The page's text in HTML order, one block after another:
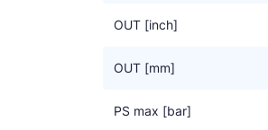
OUT [inch]
OUT [mm]
PS max [bar]